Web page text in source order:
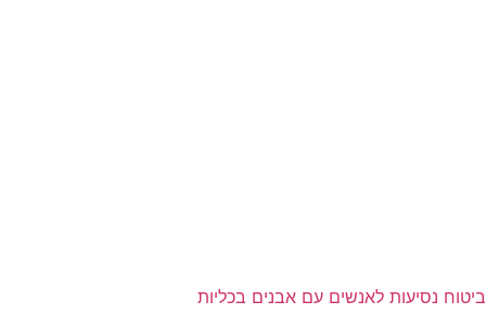
ביטוח נסיעות לאנשים עם אבנים בכליות